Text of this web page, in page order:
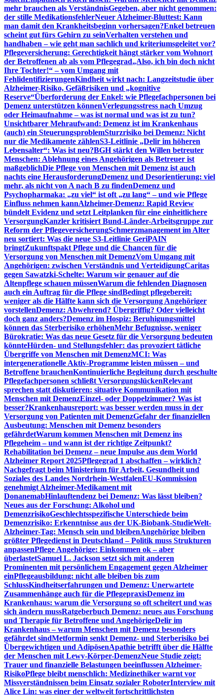
mehr brauchen als VerständnisGegeben, aber nicht genommen:
der stille MedikationsfehlerNeuer Alzheimer-Bluttest: Kann
man damit den Krankheitsbeginn vorhersagen?Enkel betreuen
scheint gut fürs Gehirn zu seinVerhalten verstehen und
handhaben – wie geht man sachlich und kriteriumsgeleitet vor?
Pflegeversicherung: Gerechtigkeit hängt stärker vom Wohnort
der Betroffenen ab als vom Pflegegrad„Also, ich bin doch nicht
Ihre Tochter!“ – vom Umgang mit
FehlidentifizierungenKindheit wirkt nach: Langzeitstudie über
Alzheimer-Risiko, Gefäßrisiken und „kognitive
Reserve“Überforderung der Enkel: wie Pflegefachpersonen bei
Demenz unterstützen könnenVerlegungsstress nach Umzug
oder Heimaufnahme – was ist normal und was ist zu tun?
Unsichtbarer Mehraufwand: Demenz ist im Krankenhaus
(auch) ein SteuerungsproblemSturzrisiko bei Demenz: Nicht
nur die Medikamente zählenS3-Leitlinie „Delir im höheren
Lebensalter“: Was ist neu?BGH stärkt den Willen betreuter
Menschen: Ablehnung eines Angehörigen als Betreuer ist
maßgeblichDie Pflege von Menschen mit Demenz ist auch
nachts eine HerausforderungDemenz und Desorientierung: viel
mehr, als nicht von A nach B zu findenDemenz und
Psychopharmaka: „zu viel“ ist oft „zu lang“ – und wie Pflege
Einfluss nehmen kannAlzheimer-Demenz: Rapid Review
bündelt Evidenz und setzt Leitplanken für eine einheitlichere
VersorgungKanzler kritisiert Bund-Länder-Arbeitsgruppe zur
Reform der PflegeversicherungSchmerzmanagement im Alter
neu sortiert: Was die neue S3-Leitlinie GeriPAIN
bringtZukunftspakt Pflege und die Chancen für die
Versorgung von Menschen mit DemenzVom Umgang mit
Angehörigen: zwischen Verständnis und VerteidigungCaritas
gegen Sawatzki-Schelte: Warum wir genauer auf die
Altenpflege schauen müssenWarum die fehlenden Diagnosen
auch ein Auftrag für die Pflege sindBedingt pflegebereit:
weniger als die Hälfte kann sich die Versorgung Angehöriger
vorstellenDemenz: Abwehrend? Übergriffig? Oder vielleicht
doch ganz anders?Demenz im Hospiz: Beruhigungsmittel
können das Sterberisiko erhöhenMehr Befugnisse, weniger
Bürokratie: Was das neue Gesetz für die Versorgung bedeuten
könnteHürden- und Stellungsfehler: das provoziert tätliche
Übergriffe von Menschen mit DemenzMCI: Was
intergenerationelle Aktiv-Programme leisten müssen – und
Betroffene brauchenKontinuierliche Begleitung durch geschulte
Pflegefachpersonen schließt VersorgungslückenRelevant
sprechen statt diskutieren: situative Kommunikation mit
Menschen mit DemenzEinzel- oder Doppelzimmer? Was ist
besser?Krankenhausreport: was besser werden muss in der
Versorgung von Patienten mit DemenzGefahr der finanziellen
Ausbeutung: Menschen mit Demenz besonders
gefährdetWarum kommen Menschen mit Demenz ins
Pflegeheim – und wann ist der richtige Zeitpunkt?
Rehabilitation bei Demenz – neue Impulse aus dem World
Alzheimer Report 2025Pflegegrad 1 abschaffen – wirklich?
Nachgefragt beim Ministerium für Arbeit, Gesundheit und
Soziales des Landes Nordrhein-WestfalenEU-Kommission
genehmigt Alzheimer-Medikament mit
DonanemabHinlauftendenz bei Demenz: Was lässt bleiben?
Neues aus der Forschung: Alkohol und
DemenzrisikoGeschlechtsspezifische Unterschiede beim
Demenzrisiko: Erkenntnisse aus der UK-Biobank-StudieWelt-
Alzheimer-Tag: Mensch sein und bleibenAngehörige bleiben
größter Pflegedienst in Deutschland – Politik muss Strukturen
anpassenPflege Angehörige: Einkommen ok – aber
überlastetSamuel L. Jackson setzt sich mit anderen
Prominenten mit persönlichem Engagement gegen Alzheimer
einPflegeausbildung: nicht alle bleiben bis zum
SchlussKindheitserfahrungen und Demenz: Unerwartete
Zusammenhänge auch für die PflegepraxisDemenz im
Krankenhaus: warum die Versorgung so oft scheitert und was
sich ändern mussRatgeberbuch Demenz: neues aus Forschung
und Therapie für Betroffene und AngehörigeDelir im
Krankenhaus – warum Menschen mit Demenz besonders
gefährdet sindMetformin senkt Demenz- und Sterberisiko bei
Übergewichtigen und AdipösenApathie betrifft über die Hälfte
der Menschen mit Lewy-Körper-DemenzNeue Studie zeigt:
Trauer und finanzielle Belastungen beeinflussen Alzheimer-
RisikoPflege bleibt menschlich: Medizinethiker warnt vor
Missverständnissen beim Einsatz sozialer RoboterInterview mit
Alice Lin: was einer der weltweit fortschrittlichsten